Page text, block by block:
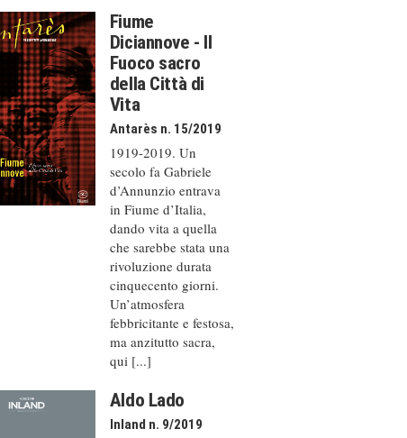
Fiume
Diciannove - Il
Fuoco sacro
della Città di
Vita
Antarès n. 15/2019
1919-2019. Un
secolo fa Gabriele
d’Annunzio entrava
in Fiume d’Italia,
dando vita a quella
che sarebbe stata una
rivoluzione durata
cinquecento giorni.
Un’atmosfera
febbricitante e festosa,
ma anzitutto sacra,
qui [...]
Aldo Lado
Inland n. 9/2019